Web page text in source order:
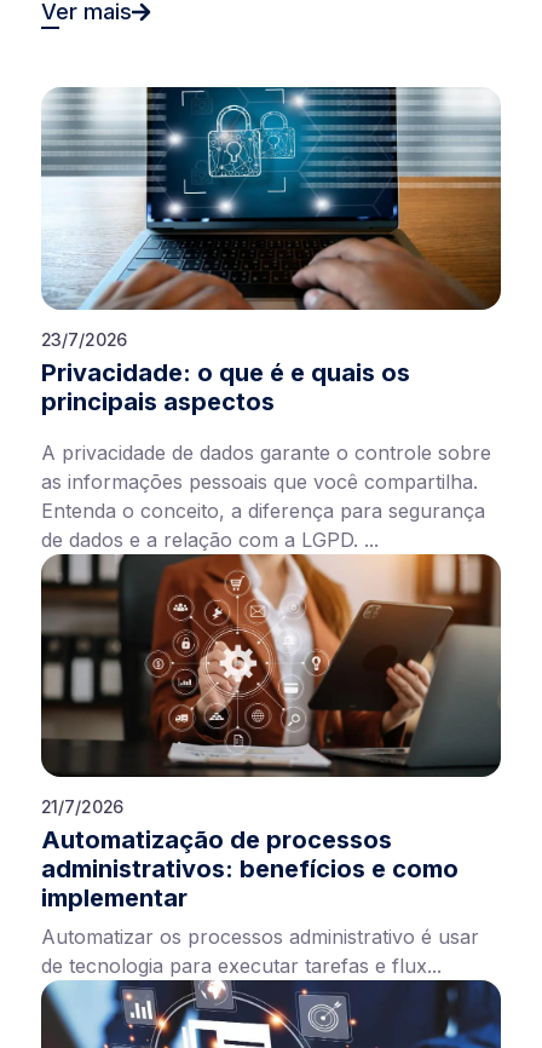
Ver mais
23/7/2026
Privacidade: o que é e quais os
principais aspectos
A privacidade de dados garante o controle sobre
as informações pessoais que você compartilha.
Entenda o conceito, a diferença para segurança
de dados e a relação com a LGPD. ...
21/7/2026
Automatização de processos
administrativos: benefícios e como
implementar
Automatizar os processos administrativo é usar
de tecnologia para executar tarefas e flux...